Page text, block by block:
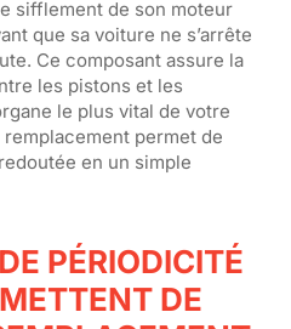
sifflement de son moteur
que sa voiture ne s’arrête
Ce composant assure la
les pistons et les
le plus vital de votre
permet de
en un simple
PÉRIODICITÉ
DE